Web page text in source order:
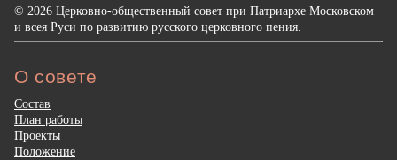
© 2026 Церковно-общественный совет при Патриархе Московском
и всея Руси по развитию русского церковного пения.
О совете
Состав
План работы
Проекты
Положение